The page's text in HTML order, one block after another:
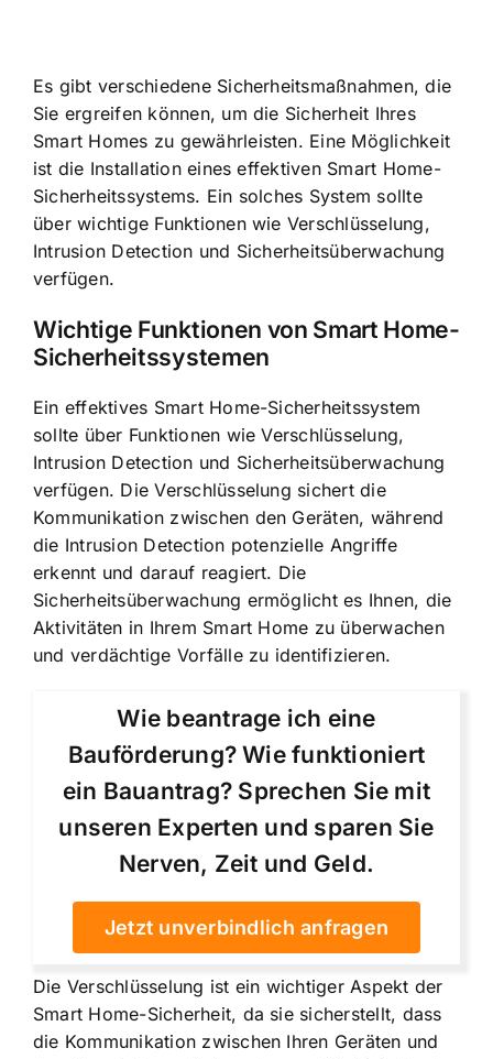
Es gibt verschiedene Sicherheitsmaßnahmen, die
Sie ergreifen können, um die Sicherheit Ihres
Smart Homes zu gewährleisten. Eine Möglichkeit
ist die Installation eines effektiven Smart Home-
Sicherheitssystems. Ein solches System sollte
über wichtige Funktionen wie Verschlüsselung,
Intrusion Detection und Sicherheitsüberwachung
verfügen.
Wichtige Funktionen von Smart Home-
Sicherheitssystemen
Ein effektives Smart Home-Sicherheitssystem
sollte über Funktionen wie Verschlüsselung,
Intrusion Detection und Sicherheitsüberwachung
verfügen. Die Verschlüsselung sichert die
Kommunikation zwischen den Geräten, während
die Intrusion Detection potenzielle Angriffe
erkennt und darauf reagiert. Die
Sicherheitsüberwachung ermöglicht es Ihnen, die
Aktivitäten in Ihrem Smart Home zu überwachen
und verdächtige Vorfälle zu identifizieren.
Wie beantrage ich eine
Bauförderung? Wie funktioniert
ein Bauantrag? Sprechen Sie mit
unseren Experten und sparen Sie
Nerven, Zeit und Geld.
Jetzt unverbindlich anfragen
Die Verschlüsselung ist ein wichtiger Aspekt der
Smart Home-Sicherheit, da sie sicherstellt, dass
die Kommunikation zwischen Ihren Geräten und